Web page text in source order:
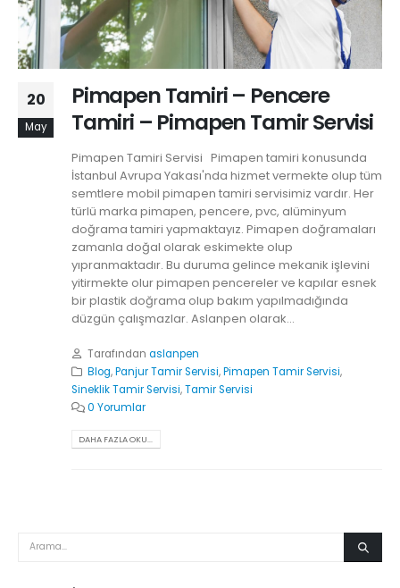
20
May
Pimapen Tamiri – Pencere
Tamiri – Pimapen Tamir Servisi
Pimapen Tamiri Servisi Pimapen tamiri konusunda
İstanbul Avrupa Yakası'nda hizmet vermekte olup tüm
semtlere mobil pimapen tamiri servisimiz vardır. Her
türlü marka pimapen, pencere, pvc, alüminyum
doğrama tamiri yapmaktayız. Pimapen doğramaları
zamanla doğal olarak eskimekte olup
yıpranmaktadır. Bu duruma gelince mekanik işlevini
yitirmekte olur pimapen pencereler ve kapılar esnek
bir plastik doğrama olup bakım yapılmadığında
düzgün çalışmazlar. Aslanpen olarak...
Tarafından aslanpen
Blog,Panjur Tamir Servisi,Pimapen Tamir Servisi,
Sineklik Tamir Servisi,Tamir Servisi
0 Yorumlar
DAHA FAZLA OKU...